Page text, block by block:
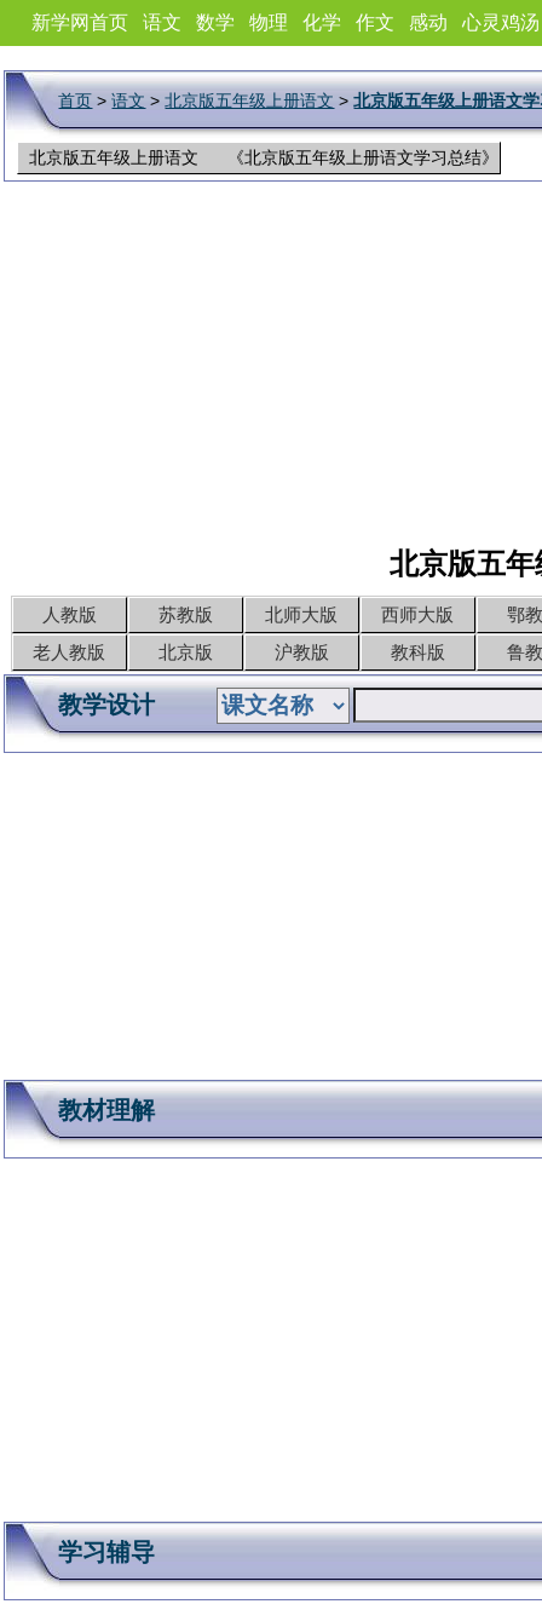
新学网首页 语文 数学 物理 化学 作文 感动 心灵鸡汤
首页 >语文 >北京版五年级上册语文 >北京版五年级上册语文
北京版五年级上册语文 《北京版五年级上册语文学习总结》
北京版五
人教版 苏教版 北师大版 西师大版
鄂
老人教版
北京版 沪教版 教科版 鲁
教学设计
教材理解
学习辅导